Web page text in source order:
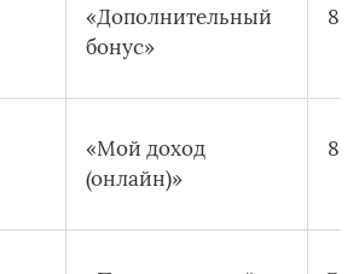
«Дополнительный
бонус»
«Мой доход
(онлайн)»